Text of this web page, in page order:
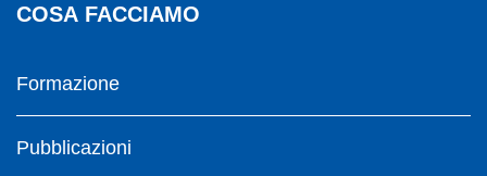
COSA FACCIAMO
Formazione
Pubblicazioni